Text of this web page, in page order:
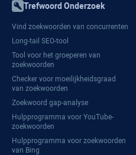
Trefwoord Onderzoek
Vind zoekwoorden van concurrenten
Long-tail SEO-tool
Tool voor het groeperen van
zoekwoorden
Checker voor moeilijkheidsgraad
van zoekwoorden
Zoekwoord gap-analyse
Hulpprogramma voor YouTube-
zoekwoorden
Hulpprogramma voor zoekwoorden
van Bing